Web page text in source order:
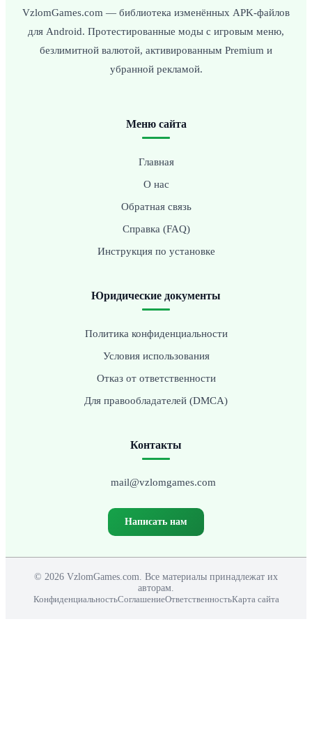
VzlomGames.com — библиотека изменённых APK-файлов
для Android. Протестированные моды с игровым меню,
безлимитной валютой, активированным Premium и
убранной рекламой.
Меню сайта
Главная
О нас
Обратная связь
Справка (FAQ)
Инструкция по установке
Юридические документы
Политика конфиденциальности
Условия использования
Отказ от ответственности
Для правообладателей (DMCA)
Контакты
mail@vzlomgames.com
Написать нам
© 2026 VzlomGames.com. Все материалы принадлежат их
авторам.
КонфиденциальностьСоглашениеОтветственностьКарта сайта